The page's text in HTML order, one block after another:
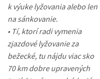
k výuke lyžovania alebo len
na sánkovanie.
• Tí, ktorí radi vymenia
zjazdové lyžovanie za
bežecké, tu nájdu viac sko
70 km dobre upravených